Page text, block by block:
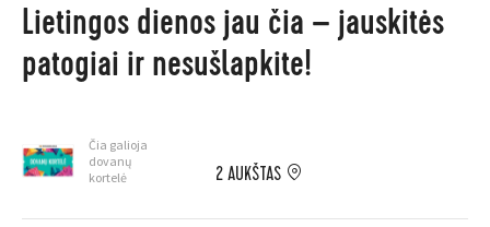
Lietingos dienos jau čia – jauskitės
patogiai ir nesušlapkite!
Čia galioja
dovanų
kortelė
2 AUKŠTAS